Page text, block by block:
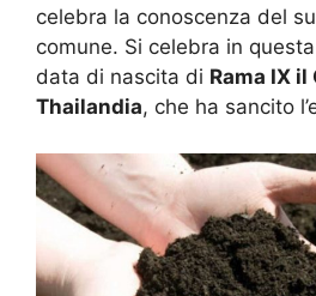
celebra la conoscenza del
comune. Si celebra in
data di nascita di Rama IX il
Thailandia, che ha sancito